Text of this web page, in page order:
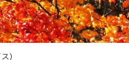
）